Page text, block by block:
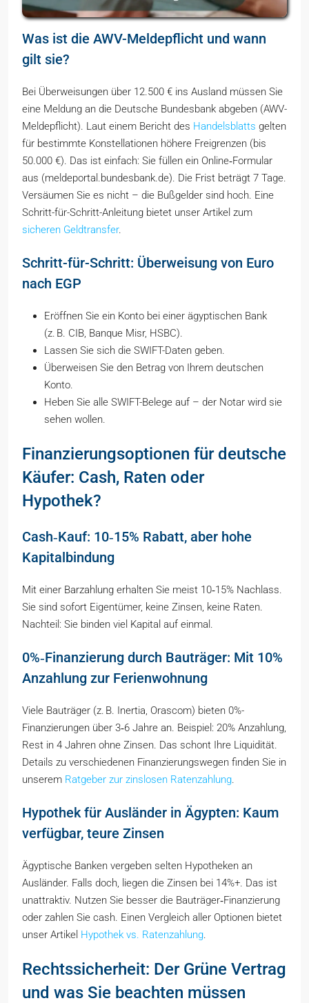
Was ist die AWV-Meldepflicht und wann
gilt sie?
Bei Überweisungen über 12.500 € ins Ausland müssen Sie
eine Meldung an die Deutsche Bundesbank abgeben (AWV-
Meldepflicht). Laut einem Bericht des Handelsblatts gelten
für bestimmte Konstellationen höhere Freigrenzen (bis
50.000 €). Das ist einfach: Sie füllen ein Online‑Formular
aus (meldeportal.bundesbank.de). Die Frist beträgt 7 Tage.
Versäumen Sie es nicht – die Bußgelder sind hoch. Eine
Schritt-für-Schritt-Anleitung bietet unser Artikel zum
sicheren Geldtransfer.
Schritt-für-Schritt: Überweisung von Euro
nach EGP
Eröffnen Sie ein Konto bei einer ägyptischen Bank
(z. B. CIB, Banque Misr, HSBC).
Lassen Sie sich die SWIFT-Daten geben.
Überweisen Sie den Betrag von Ihrem deutschen
Konto.
Heben Sie alle SWIFT-Belege auf – der Notar wird sie
sehen wollen.
Finanzierungsoptionen für deutsche
Käufer: Cash, Raten oder
Hypothek?
Cash‑Kauf: 10‑15% Rabatt, aber hohe
Kapitalbindung
Mit einer Barzahlung erhalten Sie meist 10‑15% Nachlass.
Sie sind sofort Eigentümer, keine Zinsen, keine Raten.
Nachteil: Sie binden viel Kapital auf einmal.
0%‑Finanzierung durch Bauträger: Mit 10%
Anzahlung zur Ferienwohnung
Viele Bauträger (z. B. Inertia, Orascom) bieten 0%-
Finanzierungen über 3‑6 Jahre an. Beispiel: 20% Anzahlung,
Rest in 4 Jahren ohne Zinsen. Das schont Ihre Liquidität.
Details zu verschiedenen Finanzierungswegen finden Sie in
unserem Ratgeber zur zinslosen Ratenzahlung.
Hypothek für Ausländer in Ägypten: Kaum
verfügbar, teure Zinsen
Ägyptische Banken vergeben selten Hypotheken an
Ausländer. Falls doch, liegen die Zinsen bei 14%+. Das ist
unattraktiv. Nutzen Sie besser die Bauträger‑Finanzierung
oder zahlen Sie cash. Einen Vergleich aller Optionen bietet
unser Artikel Hypothek vs. Ratenzahlung.
Rechtssicherheit: Der Grüne Vertrag
und was Sie beachten müssen